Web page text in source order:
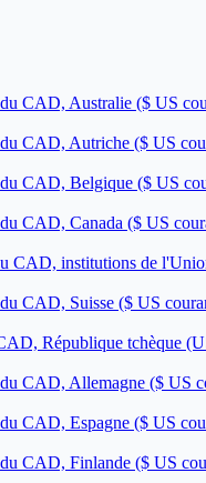
CAD, Australie ($ US
du CAD, Autriche ($ US
CAD, Belgique ($ US
CAD, Canada ($ US
CAD, institutions de
CAD, Suisse ($ US
République tchèque
CAD, Allemagne ($ US
CAD, Espagne ($ US
CAD, Finlande ($ US